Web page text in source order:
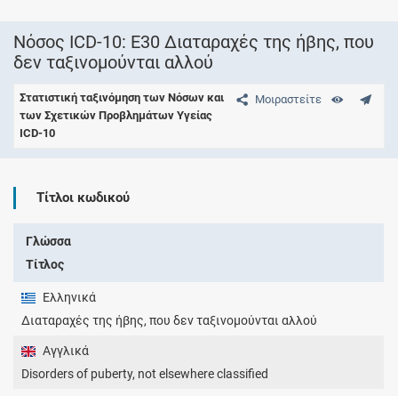
Νόσος ICD-10: E30 Διαταραχές της ήβης, που
δεν ταξινομούνται αλλού
Μοιραστείτε
Στατιστική ταξινόμηση των Νόσων και
των Σχετικών Προβλημάτων Υγείας
ICD-10
Τίτλοι κωδικού
Γλώσσα
Τίτλος
Ελληνικά
Διαταραχές της ήβης, που δεν ταξινομούνται αλλού
Αγγλικά
Disorders of puberty, not elsewhere classified